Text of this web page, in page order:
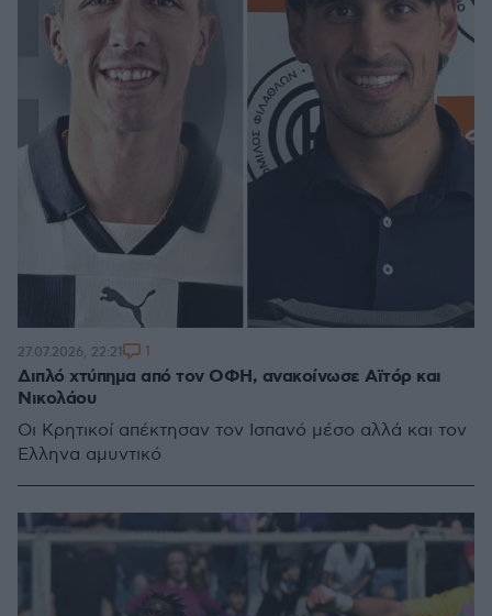
Διπλό χτύπημα από τον ΟΦΗ, ανακοίνωσε Αϊτόρ και
Νικολάου
Οι Κρητικοί απέκτησαν τον Ισπανό μέσο αλλά και τον
Έλληνα αμυντικό
27.07.2026, 22:21 1